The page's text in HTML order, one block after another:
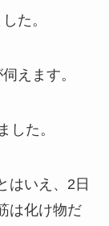
た。
えます。
した。
はいえ、2日
は化け物だ